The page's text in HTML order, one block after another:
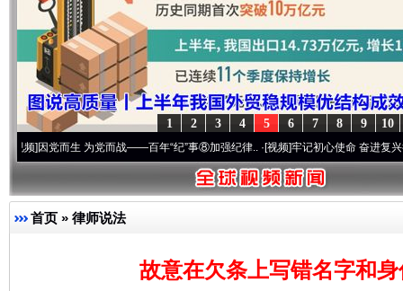
10
9
8
7
6
5
4
3
2
1
生 为党而战——百年“纪”事⑧加强纪律..·[视频]牢记初心使命 奋进复兴征程丨“转折
首页 » 律师说法
故意在欠条上写错名字和